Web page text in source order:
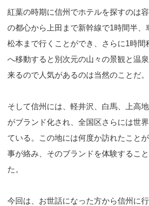
紅葉の時期に信州でホテルを探すのは
の都心から上田まで新幹線で1時間半、
松本まで行くことができ、さらに1時間
へ移動すると別次元の山々の景観と温
来るので人気があるのは当然のことだ。
そして信州には、軽井沢、白馬、上高
がブランド化され、全国区さらには世
ている。この地には何度か訪れたこと
事が絡み、そのブランドを体験するこ
た。
今回は、お世話になった方から信州に